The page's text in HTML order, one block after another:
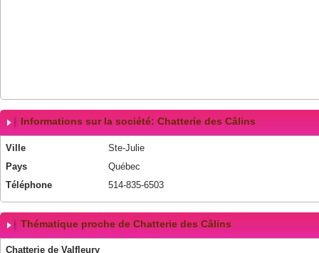
Informations sur la société: Chatterie des Câlins
Ville
Ste-Julie
Pays
Québec
Téléphone
514-835-6503
Thématique proche de Chatterie des Câlins
Chatterie de Valfleury